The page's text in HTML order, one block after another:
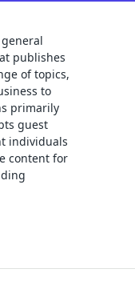
publishes
of topics,
to
primarily
guest
individuals
content for